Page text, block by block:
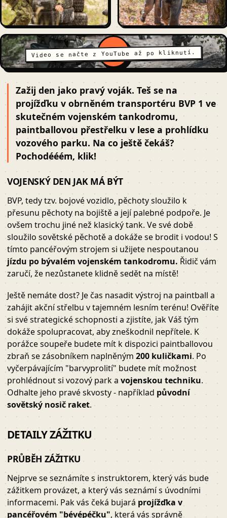
Video se načte z YouTube až po kliknutí.
Zažij den jako pravý voják. Teš se na
projížďku v obrněném transportéru BVP 1 ve
skutečném vojenském tankodromu,
paintballovou přestřelku v lese a prohlídku
vozového parku. Na co ještě čekáš?
Pochodééém, klik!
VOJENSKÝ DEN JAK MÁ BÝT
BVP, tedy tzv. bojové vozidlo, pěchoty sloužilo k
přesunu pěchoty na bojiště a její palebné podpoře. Je
ovšem trochu jiné než klasický tank. Ve své době
sloužilo sovětské pěchotě a dokáže se brodit i vodou! S
tímto pancéřovým strojem si užijete nespoutanou
jízdu po bývalém vojenském tankodromu. Řidič vám
zaručí, že nezůstanete klidně sedět na místě!
Ještě nemáte dost? Je čas nasadit výstroj na paintball a
zahájit akční střelbu v tajemném lesním terénu! Ověříte
si své strategické schopnosti a zjistíte, jak Váš tým
dokáže spolupracovat, aby zneškodnil nepřítele. K
porážce soupeře budete mít k dispozici paintballovou
zbraň se zásobníkem naplněným 200 kuličkami. Po
vyčerpávajícím "barvyprolití" budete mít možnost
prohlédnout si vozový park a vojenskou techniku.
Odhalte jeho pravé skvosty - například původní
sovětský nosič raket.
DETAILY ZÁŽITKU
PRŮBĚH ZÁŽITKU
Nejprve se seznámíte s instruktorem, který vás bude
zážitkem provázet, a který vás seznámí s úvodními
informacemi. Pak vás čeká bujará projížďka v
pancéřovém "bévépéčku", která vás správně